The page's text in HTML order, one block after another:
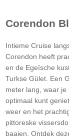
Corendon
Intieme Cruise
Corendon heeft
en de Egeïsche
Turkse Gület. Een
meter lang, waar
optimaal kunt
weer en het
pittoreske
baaien. Ontdek